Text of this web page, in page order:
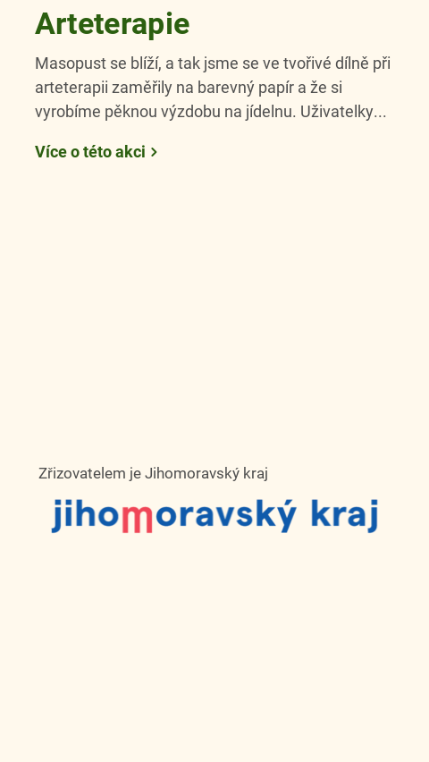
Arteterapie
Masopust se blíží, a tak jsme se ve tvořivé dílně při
arteterapii zaměřily na barevný papír a že si
vyrobíme pěknou výzdobu na jídelnu. Uživatelky...
Více o této akci
Zřizovatelem je Jihomoravský kraj